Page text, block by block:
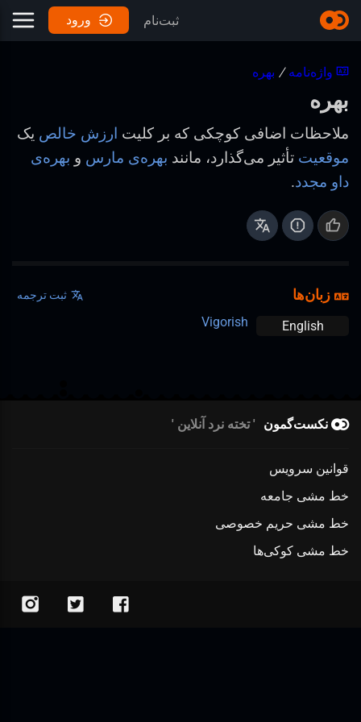
ثبت‌نام ورود
واژه‌نامه / بهره
بهره
ملاحظات اضافی کوچکی که بر کلیت ارزش خالص یک
موقعیت تأثیر می‌گذارد، مانند بهره‌ی مارس و بهره‌ی
داو مجدد.
زبان‌ها ثبت ترجمه
English
Vigorish
نکست‌گمون تخته نرد آنلاین
قوانین سرویس
خط مشی جامعه
خط مشی حریم خصوصی
خط مشی کوکی‌ها